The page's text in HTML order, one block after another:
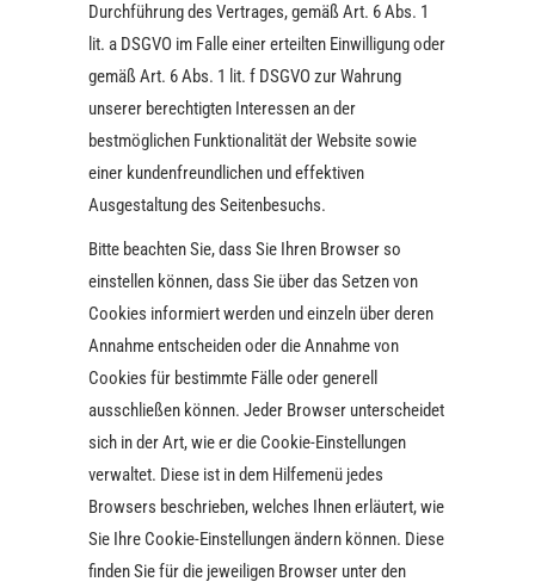
Durchführung des Vertrages, gemäß Art. 6 Abs. 1
lit. a DSGVO im Falle einer erteilten Einwilligung oder
gemäß Art. 6 Abs. 1 lit. f DSGVO zur Wahrung
unserer berechtigten Interessen an der
bestmöglichen Funktionalität der Website sowie
einer kundenfreundlichen und effektiven
Ausgestaltung des Seitenbesuchs.
Bitte beachten Sie, dass Sie Ihren Browser so
einstellen können, dass Sie über das Setzen von
Cookies informiert werden und einzeln über deren
Annahme entscheiden oder die Annahme von
Cookies für bestimmte Fälle oder generell
ausschließen können. Jeder Browser unterscheidet
sich in der Art, wie er die Cookie-Einstellungen
verwaltet. Diese ist in dem Hilfemenü jedes
Browsers beschrieben, welches Ihnen erläutert, wie
Sie Ihre Cookie-Einstellungen ändern können. Diese
finden Sie für die jeweiligen Browser unter den